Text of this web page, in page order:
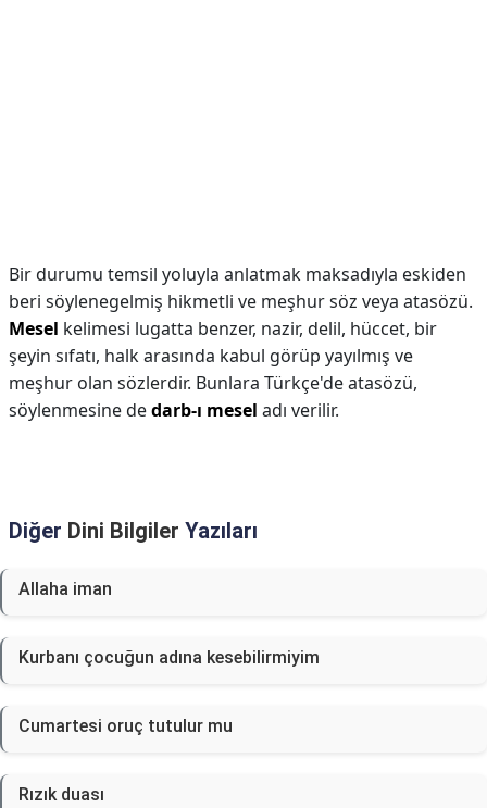
Bir durumu temsil yoluyla anlatmak maksadıyla eskiden
beri söylenegelmiş hikmetli ve meşhur söz veya atasözü.
Mesel kelimesi lugatta benzer, nazir, delil, hüccet, bir
şeyin sıfatı, halk arasında kabul görüp yayılmış ve
meşhur olan sözlerdir. Bunlara Türkçe'de atasözü,
söylenmesine dedarb-ı mesel adı verilir.
Diğer Dini Bilgiler Yazıları
Allaha iman
Kurbanı çocuğun adına kesebilirmiyim
Cumartesi oruç tutulur mu
Rızık duası